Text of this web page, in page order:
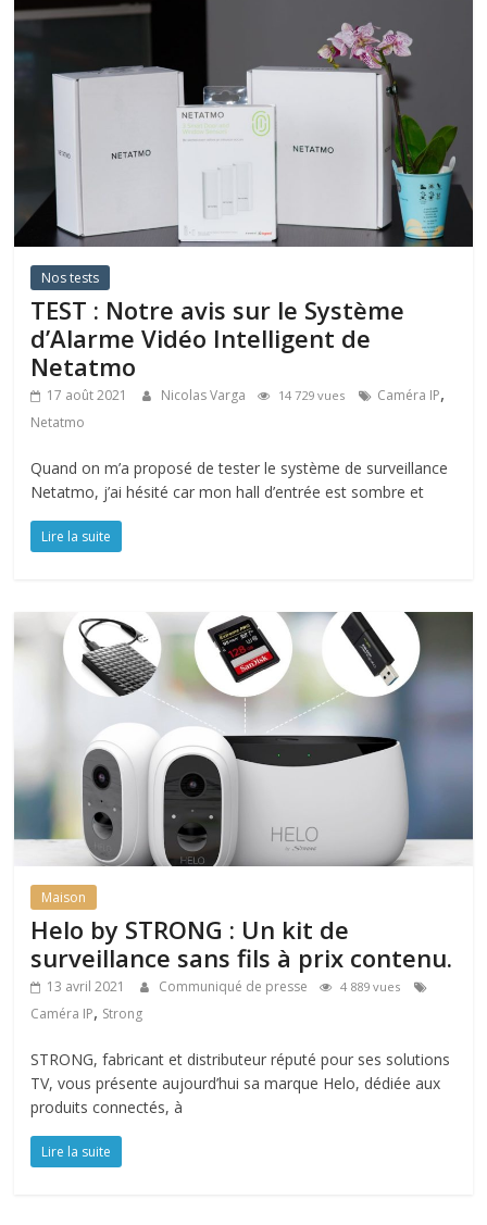
Nos tests
TEST : Notre avis sur le Système
d’Alarme Vidéo Intelligent de
Netatmo
17 août 2021 Nicolas Varga 14 729 vues Caméra IP,
Netatmo
Quand on m’a proposé de tester le système de surveillance
Netatmo, j’ai hésité car mon hall d’entrée est sombre et
Lire la suite
Maison
Helo by STRONG : Un kit de
surveillance sans fils à prix contenu.
13 avril 2021 Communiqué de presse 4 889 vues
Caméra IP, Strong
STRONG, fabricant et distributeur réputé pour ses solutions
TV, vous présente aujourd’hui sa marque Helo, dédiée aux
produits connectés, à
Lire la suite